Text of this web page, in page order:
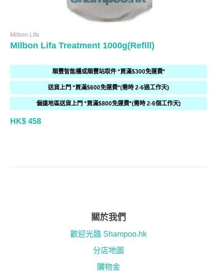
Milbon Lifa
Milbon Lifa Treatment 1000g(Refill)
順豐智能櫃或順豐站取件 *買滿$300免運費*
送貨上門 *買滿$600免運費*(需時 2-6過工作天)
偏遠地區送貨上門 *買滿$800免運費*(需時 2-6個工作天)
HK$ 458
關於我們
歡迎光臨 Shampoo.hk
分店地圖
購物金